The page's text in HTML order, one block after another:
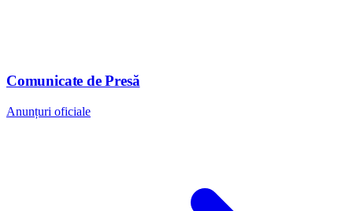
Comunicate de Presă
Anunțuri oficiale